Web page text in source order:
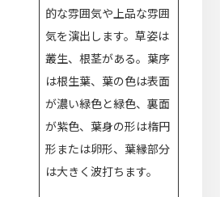
的な雰囲気や上品な雰囲
気を演出します。草姿は
叢生、根茎がある。葉序
は根生葉、葉の色は表面
が濃い緑色と緑色、裏面
が紫色、葉身の形は楕円
形または卵形、葉縁部分
は大きく波打ちます。